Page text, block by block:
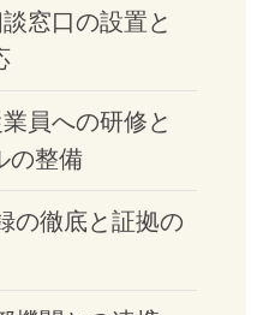
談窓口の設置と
業員への研修と
の整備
の徹底と証拠の